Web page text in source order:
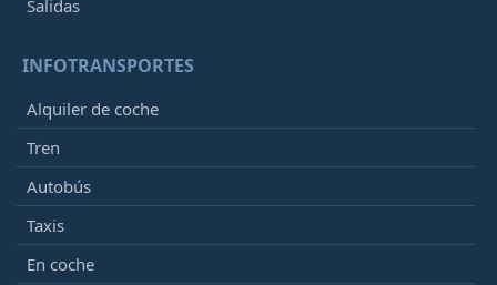
Salidas
INFOTRANSPORTES
Alquiler de coche
Tren
Autobús
Taxis
En coche